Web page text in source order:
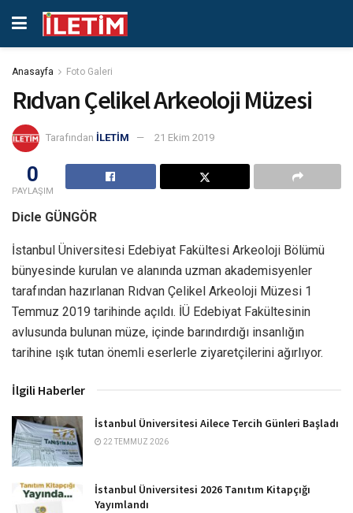
Anasayfa Foto Galeri
Rıdvan Çelikel Arkeoloji Müzesi
Tarafından İLETİM 21 Ekim 2019
0
PAYLAŞIM
Dicle GÜNGÖR
İstanbul Üniversitesi Edebiyat Fakültesi Arkeoloji Bölümü
bünyesinde kurulan ve alanında uzman akademisyenler
tarafından hazırlanan Rıdvan Çelikel Arkeoloji Müzesi 1
Temmuz 2019 tarihinde açıldı. İÜ Edebiyat Fakültesinin
avlusunda bulunan müze, içinde barındırdığı insanlığın
tarihine ışık tutan önemli eserlerle ziyaretçilerini ağırlıyor.
İlgili Haberler
İstanbul Üniversitesi Ailece Tercih Günleri Başladı
22 TEMMUZ 2026
İstanbul Üniversitesi 2026 Tanıtım Kitapçığı
Yayımlandı